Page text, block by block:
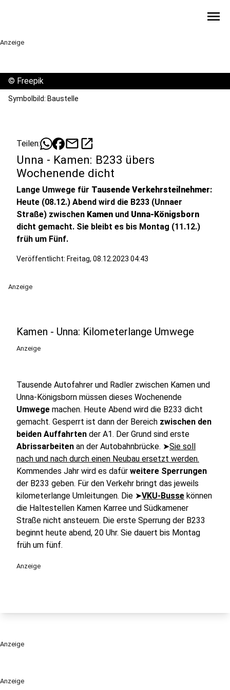
menu
Anzeige
Anzeige
© Freepik
Symbolbild: Baustelle
Teilen: mailopen_in_new
Unna - Kamen: B233 übers
Wochenende dicht
Lange Umwege für Tausende Verkehrsteilnehmer:
Heute (08.12.) Abend wird die B233 (Unnaer
Straße) zwischen Kamen und Unna-Königsborn
dicht gemacht. Sie bleibt es bis Montag (11.12.)
früh um Fünf.
Veröffentlicht: Freitag, 08.12.2023 04:43
Anzeige
Kamen - Unna: Kilometerlange Umwege
Anzeige
Tausende Autofahrer und Radler zwischen Kamen und
Unna-Königsborn müssen dieses Wochenende
Umwege machen. Heute Abend wird die B233 dicht
gemacht. Gesperrt ist dann der Bereich zwischen den
beiden Auffahrten der A1. Der Grund sind erste
Abrissarbeiten an der Autobahnbrücke. ➤Sie soll
nach und nach durch einen Neubau ersetzt werden.
Kommendes Jahr wird es dafür weitere Sperrungen
der B233 geben. Für den Verkehr bringt das jeweils
kilometerlange Umleitungen. Die ➤VKU-Busse können
die Haltestellen Kamen Karree und Südkamener
Straße nicht ansteuern. Die erste Sperrung der B233
beginnt heute abend, 20 Uhr. Sie dauert bis Montag
früh um fünf.
Anzeige
Anzeige